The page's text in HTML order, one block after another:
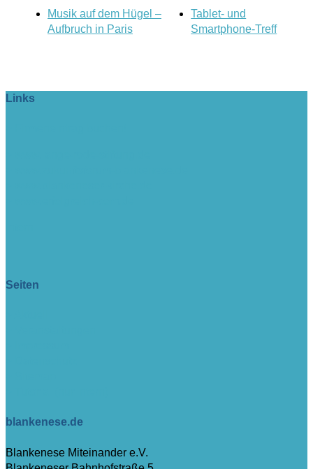
Musik auf dem Hügel –
Aufbruch in Paris
Tablet- und
Smartphone-Treff
Links
Seiten
blankenese.de
Blankenese Miteinander e.V.